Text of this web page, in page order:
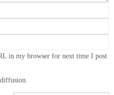
in my browser for next time I post